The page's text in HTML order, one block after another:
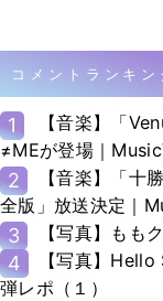
コメントランキン
1
【音楽】「
≠MEが登場｜
2
【音楽】「十
全版」放送決定｜
3 【写真】もも
4
【写真】
弾レポ（１）